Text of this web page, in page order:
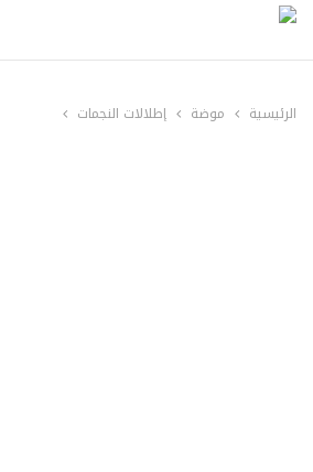
الرئيسية موضة إطلالات النجمات